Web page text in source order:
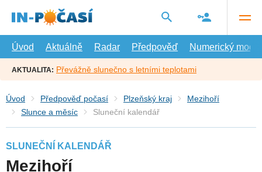
hlavní
Úvod
Aktuálně Radar Předpověď Numerický model
AKTUALITA: Převážně slunečno s letními teplotami
Úvod Předpověď počasí Plzeňský kraj
Mezihoří
Slunce a měsíc
Sluneční kalendář
SLUNEČNÍ KALENDÁŘ
Mezihoří